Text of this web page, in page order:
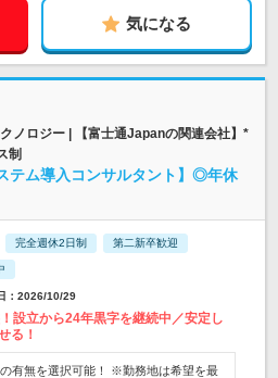
気になる
ノロジー | 【富士通Japanの関連会社】*
制
テム導入コンサルタント】◎年休
完全週休2日制 第二新卒歓迎
：2026/10/29
設立から24年黒字を継続中／安定し
る！
有無を選択可能！ ※勤務地は希望を最